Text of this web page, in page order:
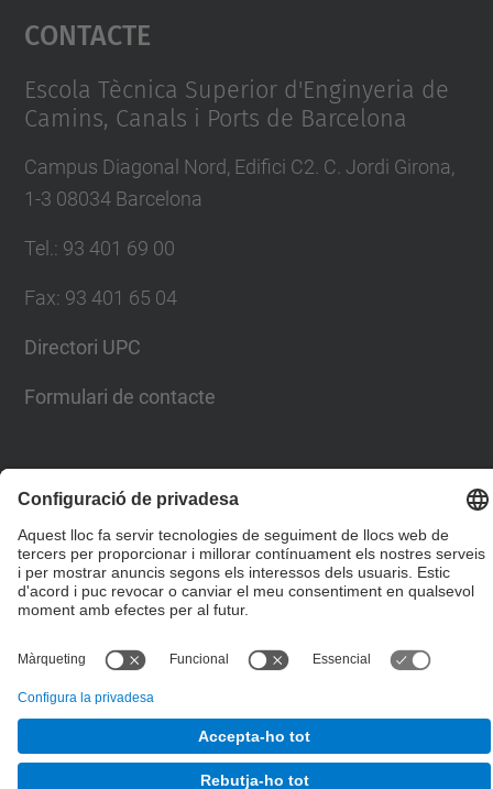
powered by
Contacte
Escola Tècnica Superior d'Enginyeria de
Camins, Canals i Ports de Barcelona
Campus Diagonal Nord, Edifici C2. C. Jordi Girona,
1-3 08034 Barcelona
Tel.: 93 401 69 00
Fax: 93 401 65 04
Directori UPC
Formulari de contacte
Canals i Ports de Barcelona
Desenvolupat amb
Mapa del lloc
Accessibilitat